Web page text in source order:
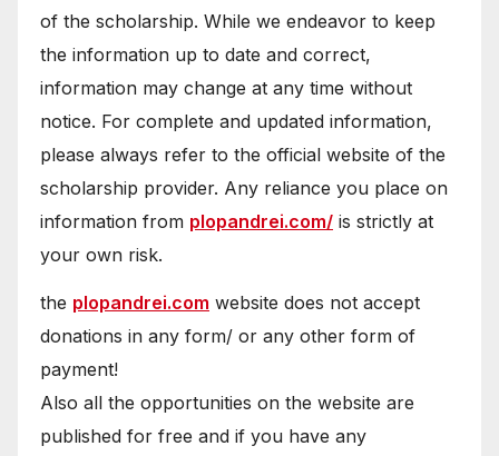
of the scholarship. While we endeavor to keep
the information up to date and correct,
information may change at any time without
notice. For complete and updated information,
please always refer to the official website of the
scholarship provider. Any reliance you place on
information from plopandrei.com/ is strictly at
your own risk.
the plopandrei.com website does not accept
donations in any form/ or any other form of
payment!
Also all the opportunities on the website are
published for free and if you have any